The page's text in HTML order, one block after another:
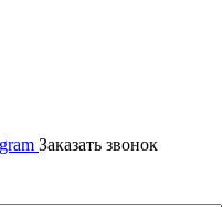
Заказать звонок